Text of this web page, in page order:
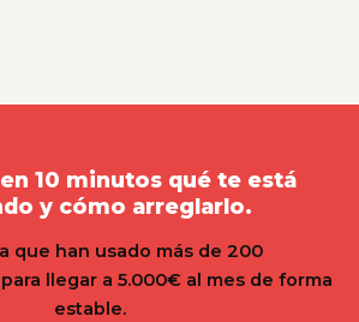
10 minutos qué te está
y cómo arreglarlo.
que han usado más de 200
llegar a 5.000€ al mes de forma
estable.